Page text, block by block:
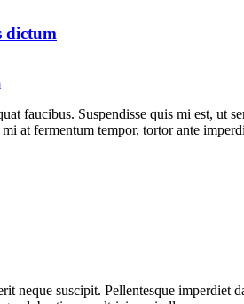
dictum
faucibus. Suspendisse quis mi est,
at fermentum tempor, tortor ante
neque suscipit. Pellentesque